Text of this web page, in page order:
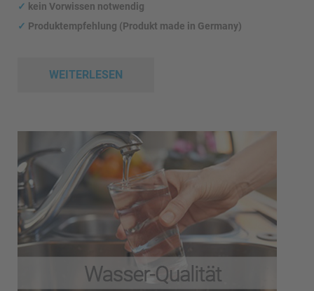
✓ kein Vorwissen notwendig
✓ Produktempfehlung (Produkt made in Germany)
WEITERLESEN